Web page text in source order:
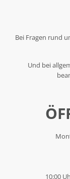
Bei Fragen rund
Und bei
10:00